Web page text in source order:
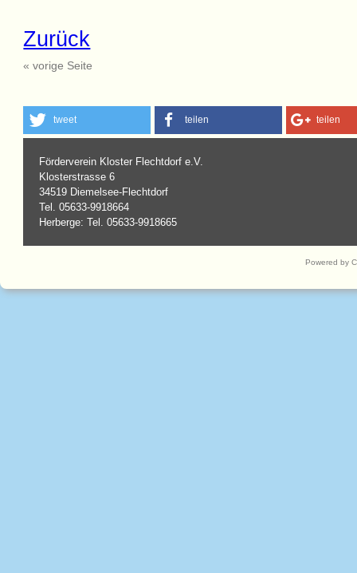
Zurück
« vorige Seite
tweet teilen teilen
Förderverein Kloster Flechtdorf e.V.
Klosterstrasse 6
34519 Diemelsee-Flechtdorf
Tel. 05633-9918664
Herberge: Tel. 05633-9918665
Powered by